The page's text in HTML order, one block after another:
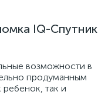
IQ-Спутник
возможности в
продуманным
так и